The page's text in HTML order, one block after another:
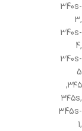
340s-
3,
340s-
4,
340s-
5
۳۴۵,
۳۴۵s,
345s-
1,